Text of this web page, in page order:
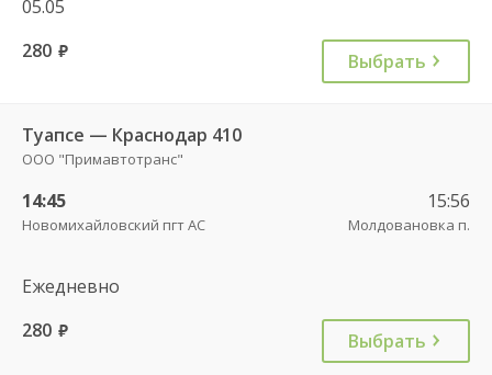
05.05
280 руб. Выбрать
Туапсе — Краснодар 410
ООО "Примавтотранс"
14:45
Новомихайловский пгт АС
15:56
Молдовановка п.
Ежедневно
280 руб. Выбрать